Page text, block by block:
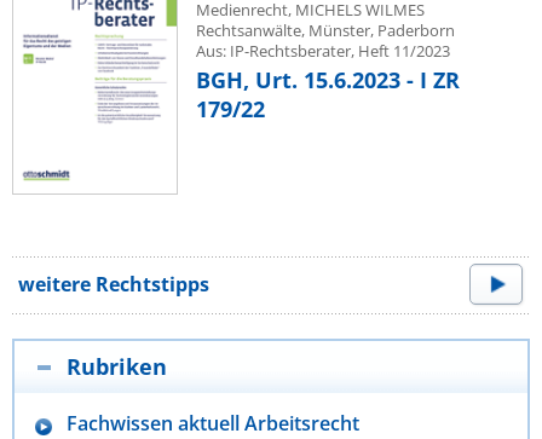
Medienrecht, MICHELS WILMES
Rechtsanwälte, Münster, Paderborn
Aus: IP-Rechtsberater, Heft 11/2023
BGH, Urt. 15.6.2023 - I ZR
179/22
weitere Rechtstipps
Rubriken
Fachwissen aktuell Arbeitsrecht